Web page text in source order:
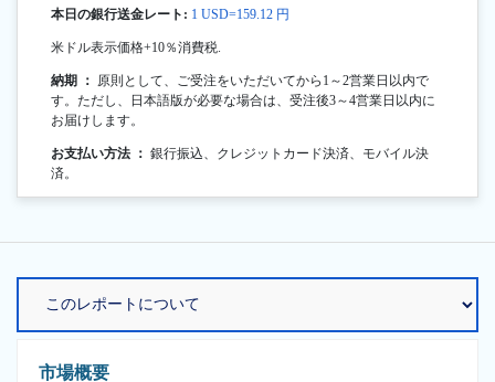
本日の銀行送金レート: 1 USD=159.12 円
米ドル表示価格+10％消費税.
納期 ： 原則として、ご受注をいただいてから1～2営業日以内で
す。ただし、日本語版が必要な場合は、受注後3～4営業日以内に
お届けします。
お支払い方法 ： 銀行振込、クレジットカード決済、モバイル決
済。
市場概要